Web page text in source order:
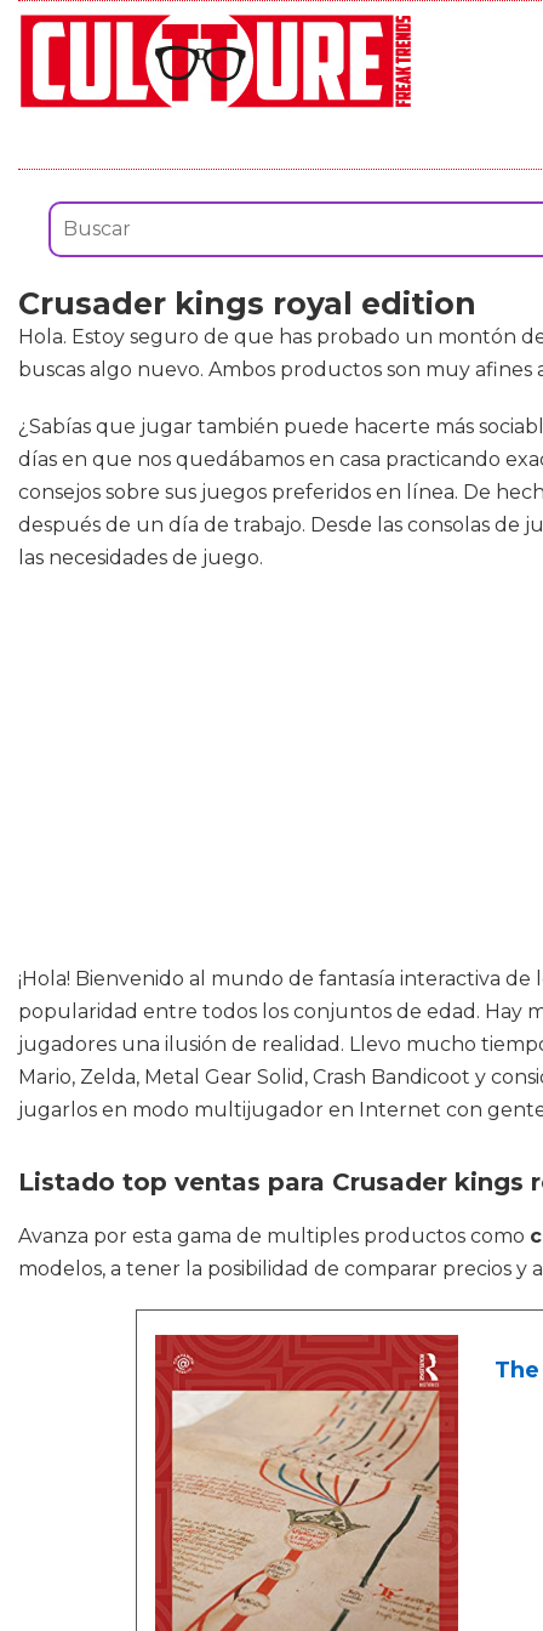
Crusader kings royal edition
Hola. Estoy seguro de que has probado un montón
buscas algo nuevo. Ambos productos son muy
¿Sabías que jugar también puede hacerte más
días en que nos quedábamos en casa practicando
consejos sobre sus juegos preferidos en línea. De
después de un día de trabajo. Desde las consolas de
las necesidades de juego.
¡Hola! Bienvenido al mundo de fantasía interactiva
popularidad entre todos los conjuntos de edad. Hay
jugadores una ilusión de realidad. Llevo mucho
Mario, Zelda, Metal Gear Solid, Crash Bandicoot y
jugarlos en modo multijugador en Internet con
Listado top ventas para Crusader kings
Avanza por esta gama de multiples productos como
modelos, a tener la posibilidad de comparar precios y